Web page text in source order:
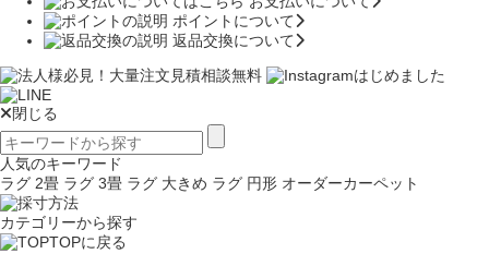
ポイントについて
返品交換について
閉じる
人気のキーワード
ラグ 2畳 ラグ 3畳 ラグ 大きめ ラグ 円形 オーダーカーペット
カテゴリーから探す
TOPに戻る